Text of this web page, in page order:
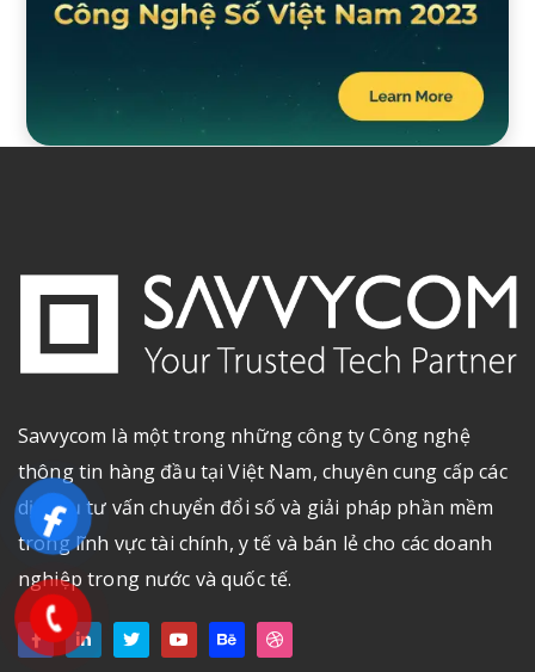
Savvycom là một trong những công ty Công nghệ
thông tin hàng đầu tại Việt Nam, chuyên cung cấp các
dịch vụ tư vấn chuyển đổi số và giải pháp phần mềm
trong lĩnh vực tài chính, y tế và bán lẻ cho các doanh
nghiệp trong nước và quốc tế.